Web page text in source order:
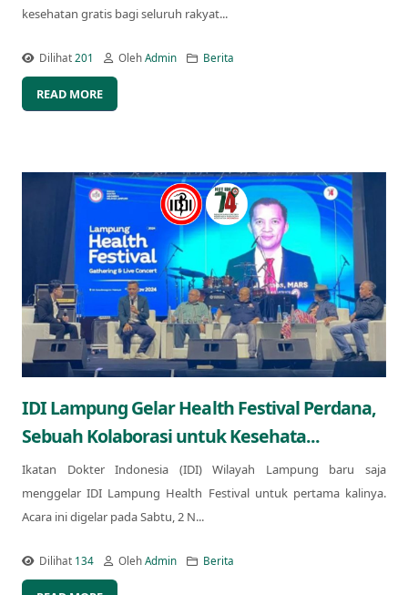
kesehatan gratis bagi seluruh rakyat...
Dilihat201 OlehAdmin Berita
READ MORE
IDI Lampung Gelar Health Festival Perdana,
Sebuah Kolaborasi untuk Kesehata...
Ikatan Dokter Indonesia (IDI) Wilayah Lampung baru saja
menggelar IDI Lampung Health Festival untuk pertama kalinya.
Acara ini digelar pada Sabtu, 2 N...
Dilihat 134 OlehAdmin Berita